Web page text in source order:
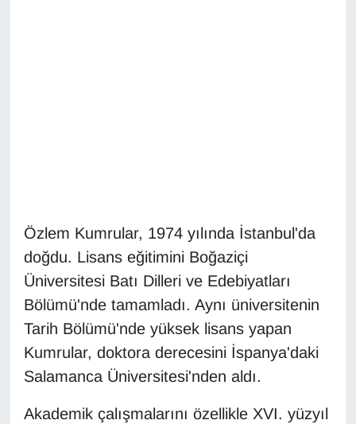
Özlem Kumrular, 1974 yılında İstanbul'da
doğdu. Lisans eğitimini Boğaziçi
Üniversitesi Batı Dilleri ve Edebiyatları
Bölümü'nde tamamladı. Aynı üniversitenin
Tarih Bölümü'nde yüksek lisans yapan
Kumrular, doktora derecesini İspanya'daki
Salamanca Üniversitesi'nden aldı.
Akademik çalışmalarını özellikle XVI. yüzyıl
Emlak
En çok konuşulanlar
GENEL
Güncel